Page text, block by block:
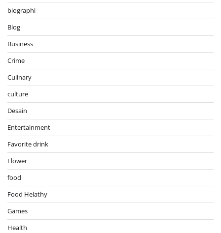
biographi
Blog
Business
Crime
Culinary
culture
Desain
Entertainment
Favorite drink
Flower
food
Food Helathy
Games
Health